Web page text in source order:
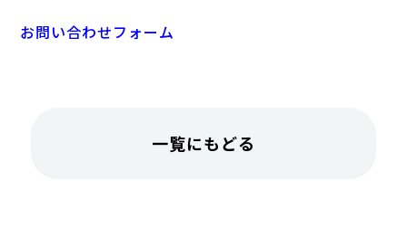
お問い合わせフォーム
一覧にもどる